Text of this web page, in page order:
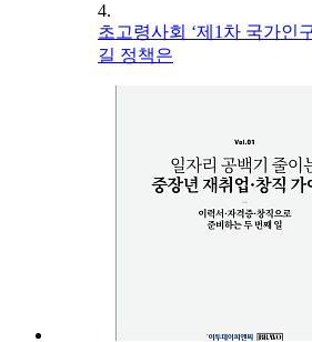
4.
초고령사회 ‘제1차 국가인
길 정책은